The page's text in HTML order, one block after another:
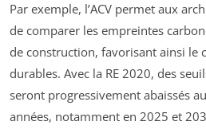
Par exemple, l’ACV permet aux
de comparer les empreintes
de construction, favorisant ainsi le
durables. Avec la RE 2020, des
seront progressivement abaissés
années, notamment en 2025 et